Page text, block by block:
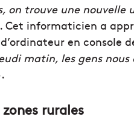
on trouve une nouvelle
Cet informaticien a
en console
matin, les gens
rurales